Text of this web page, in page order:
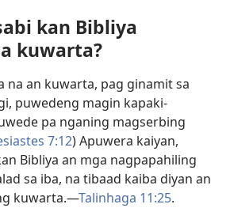
kan Bibliya
kuwarta?
na an kuwarta, pag ginamit sa
puwedeng magin kapaki-
pa nganing magserbing
7:12) Apuwera kaiyan,
Bibliya an mga nagpapahiling
sa iba, na tibaad kaiba diyan an
kuwarta.—Talinhaga 11:25.